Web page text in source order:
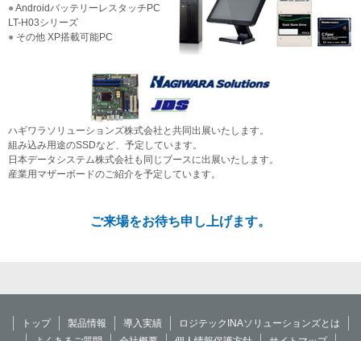
AndroidバッテリーレスタッチPC
LT-H03シリーズ
その他 XP搭載可能PC
ハギワラソリューションズ株式会社と共同出展いたします。
組み込み用途のSSDなど、予定しています。
日本データシステム株式会社も同じブースに出展いたします。
産業用マザーボードのご紹介を予定しています。
ご来場をお待ち申し上げます。
トップ 製品情報 導入実績
ロジテックINAソリューションズとは